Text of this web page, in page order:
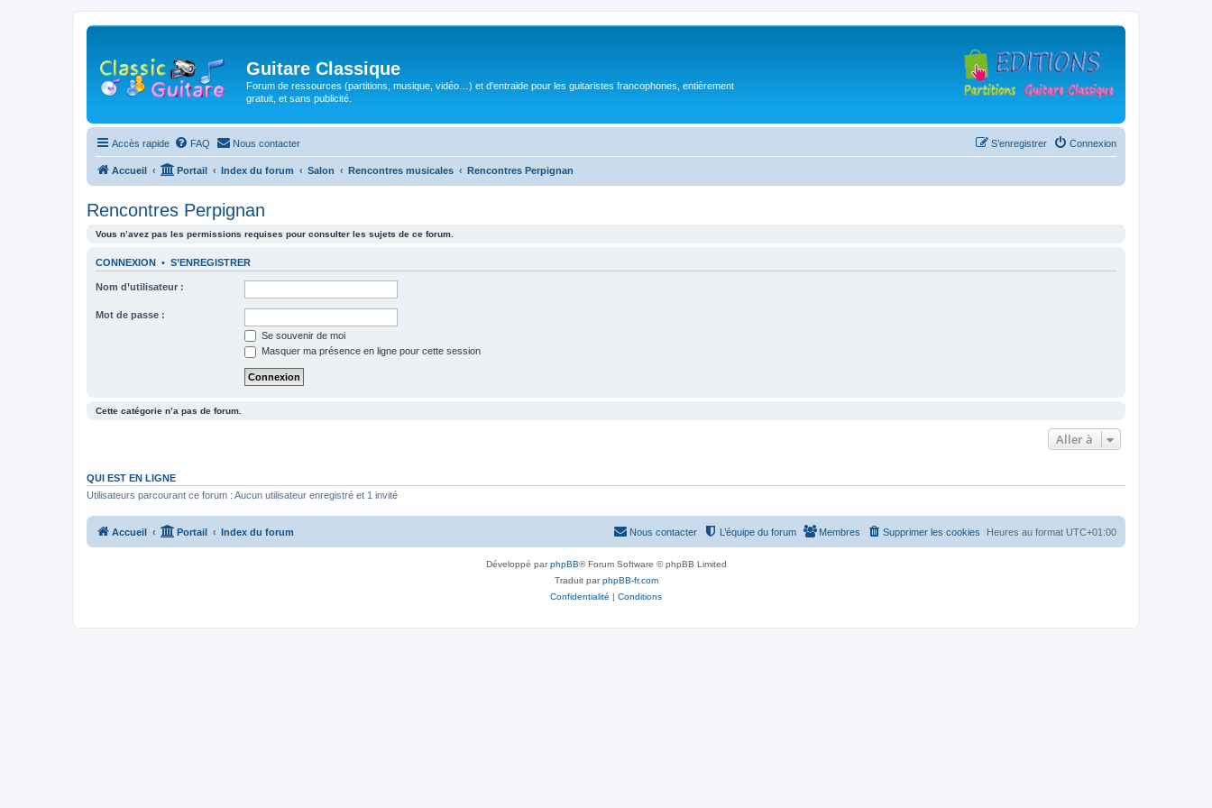
Guitare Classique
Forum de ressources (partitions, musique, vidéo…) et d'entraide pour les guitaristes francophones, entièrement
gratuit, et sans publicité.
Accès rapide FAQ Nous contacter Connexion
S’enregistrer
Accueil Portail Index du forum Salon Rencontres musicales Rencontres Perpignan
Rencontres Perpignan
Vous n’avez pas les permissions requises pour consulter les sujets de ce forum.
CONNEXION • S’ENREGISTRER
Nom d’utilisateur :
Mot de passe :
Se souvenir de moi
Masquer ma présence en ligne pour cette session
Cette catégorie n’a pas de forum.
Aller à
QUI EST EN LIGNE
Utilisateurs parcourant ce forum : Aucun utilisateur enregistré et 1 invité
Accueil Portail Index du forum Heures au format UTC+01:00
Supprimer les cookies
Membres
L’équipe du forum
Nous contacter
Développé parphpBB® Forum Software © phpBB Limited
Traduit parphpBB-fr.com
Confidentialité | Conditions